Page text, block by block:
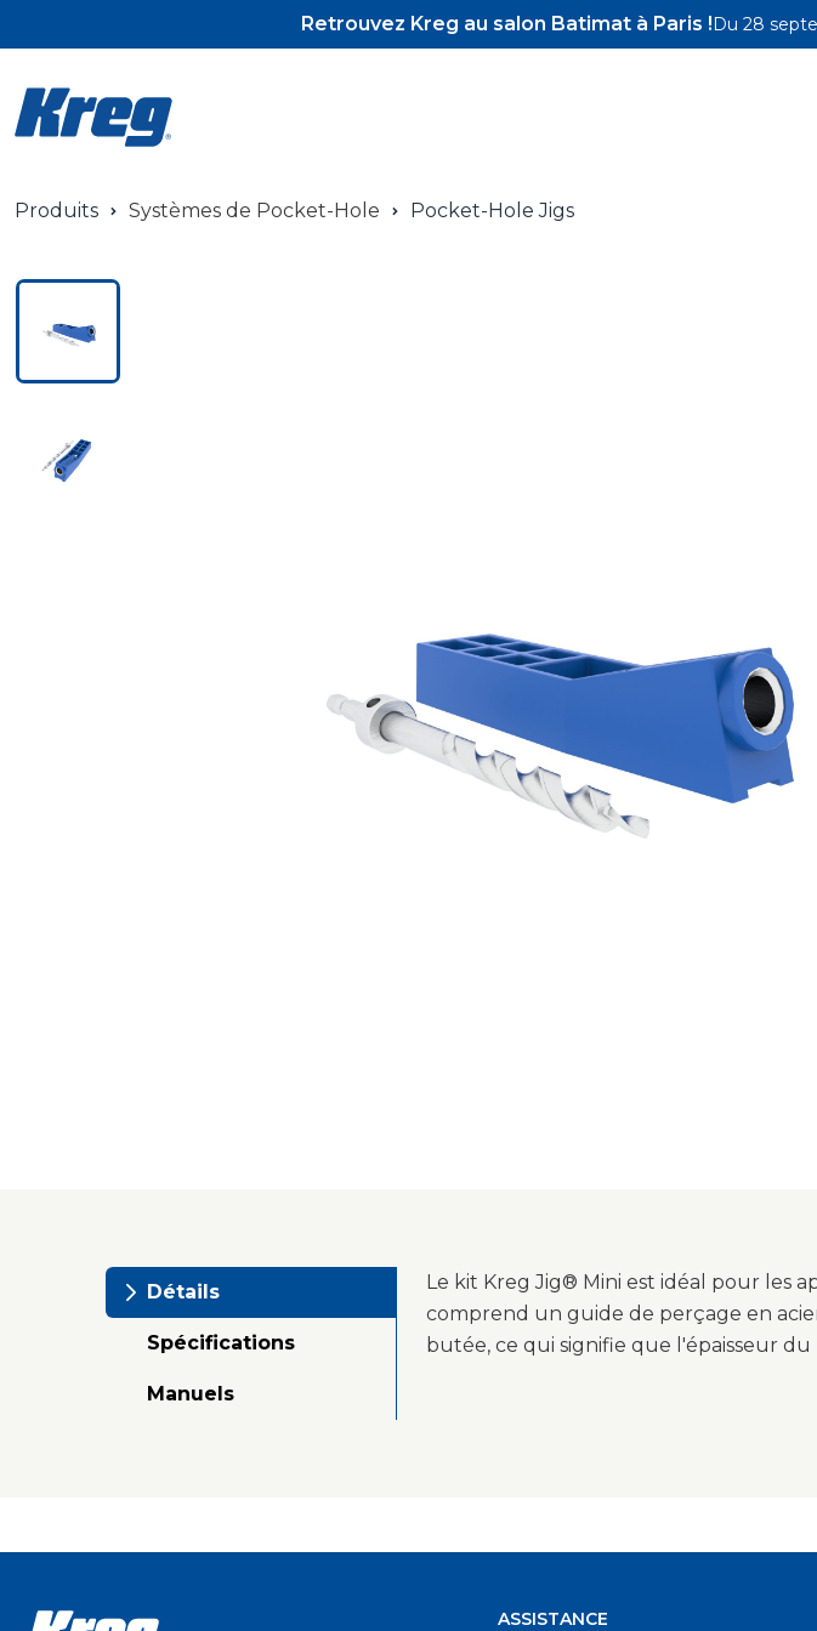
Retrouvez Kreg au salon Batimat à Paris !Du 28
Produits Systèmes de Pocket-Hole Pocket-Hole Jigs
Détails
Spécifications
Manuels
Le kit Kreg Jig® Mini est idéal pour les
comprend un guide de perçage en
butée, ce qui signifie que l'épaisseur
ASSISTANCE